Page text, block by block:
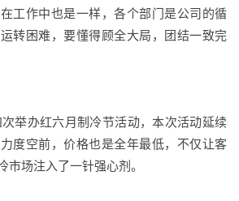
工作中也是一样，各个部门是公司的循
转困难，要懂得顾全大局，团结一致完
举办红六月制冷节活动，本次活动延续
度空前，价格也是全年最低，不仅让客
场注入了一针强心剂。